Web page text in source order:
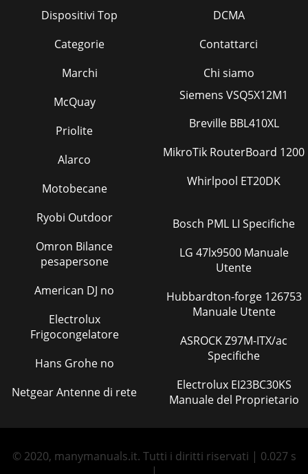
Dispositivi Top
Categorie
Marchi
DCMA
Contattarci
Chi siamo
McQuay
Priolite
Alarco
Motobecane
Ryobi Outdoor
Omron Bilance
pesapersone
American DJ no
Electrolux
Frigocongelatore
Hans Grohe no
Netgear Antenne di rete
Siemens VSQ5X12M1
Breville BBL410XL
MikroTik RouterBoard 1200
Whirlpool ET20DK
Bosch PML LI Specifiche
LG 47lx9500 Manuale
Utente
Hubbardton-forge 126753
Manuale Utente
ASROCK Z97M-ITX/ac
Specifiche
Electrolux EI23BC30KS
Manuale del Proprietario
© 2020, manymanuals.it. Tutti i diritti riservati | 0.027 s